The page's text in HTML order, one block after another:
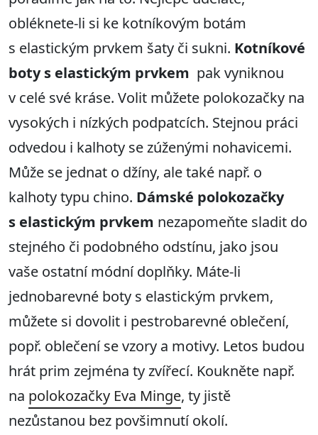
obléknete-li si ke kotníkovým botám
s elastickým prvkem šaty či sukni. Kotníkové
boty s elastickým prvkem pak vyniknou
v celé své kráse. Volit můžete polokozačky na
vysokých i nízkých podpatcích. Stejnou práci
odvedou i kalhoty se zúženými nohavicemi.
Může se jednat o džíny, ale také např. o
kalhoty typu chino. Dámské polokozačky
s elastickým prvkem nezapomeňte sladit do
stejného či podobného odstínu, jako jsou
vaše ostatní módní doplňky. Máte-li
jednobarevné boty s elastickým prvkem,
můžete si dovolit i pestrobarevné oblečení,
popř. oblečení se vzory a motivy. Letos budou
hrát prim zejména ty zvířecí. Koukněte např.
na polokozačky Eva Minge, ty jistě
nezůstanou bez povšimnutí okolí.